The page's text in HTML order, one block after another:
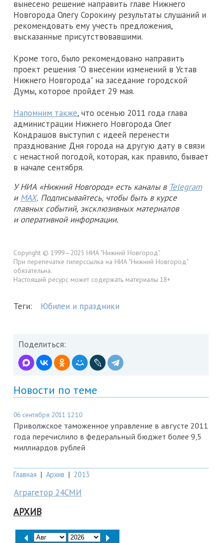
вынесено решение направить главе Нижнего
Новгорода Олегу Сорокину результаты слушаний и
рекомендовать ему учесть предложения,
высказанные присутствовавшими.
Кроме того, было рекомендовано направить
проект решения "О внесении изменений в Устав
Нижнего Новгорода" на заседание городской
Думы, которое пройдет 29 мая.
Напомним также, что осенью 2011 года глава
администрации Нижнего Новгорода Олег
Кондрашов выступил с идеей перенести
празднование Дня города на другую дату в связи
с ненастной погодой, которая, как правило, бывает
в начале сентября.
У НИА «Нижний Новгород» есть каналы в Telegram
и MAX. Подписывайтесь, чтобы быть в курсе
главных событий, эксклюзивных материалов
и оперативной информации.
Copyright © 1999—2025 НИА "Нижний Новгород".
При перепечатке гиперссылка на НИА "Нижний Новгород"
обязательна.
Настоящий ресурс может содержать материалы 18+
Теги: Юбилеи и праздники
Поделиться:
Новости по теме
06 сентября 2011 12:10
Приволжское таможенное управление в августе 2011
года перечислило в федеральный бюджет более 9,5
миллиардов рублей
Главная | Архив | 2013
Аграгетор 24СМИ
АРХИВ